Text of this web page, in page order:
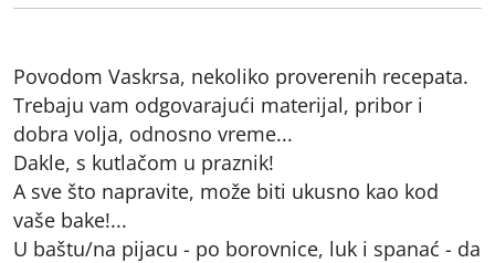
Povodom Vaskrsa, nekoliko proverenih recepata.
Trebaju vam odgovarajući materijal, pribor i
dobra volja, odnosno vreme...
Dakle, s kutlačom u praznik!
A sve što napravite, može biti ukusno kao kod
vaše bake!...
U baštu/na pijacu - po borovnice, luk i spanać - da